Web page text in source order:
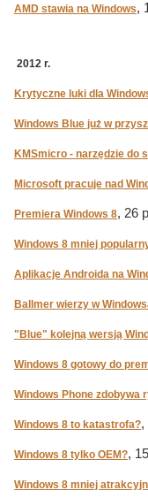
AMD stawia na Windows,
2012 r.
Krytyczne luki dla
Windows Blue już w
KMSmicro - narzędzie do
Microsoft pracuje nad
Premiera Windows 8, 26
Windows 8 mniej
Aplikacje Androida na
Ballmer wierzy w
"Blue" kolejną wersją
Windows 8 gotowy do
Windows Phone zdobywa
Windows 8 to katastrofa?,
Windows 8 tylko OEM?,
Windows 8 mniej